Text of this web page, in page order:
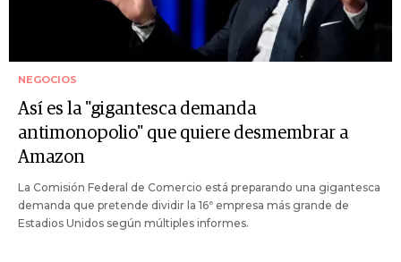
NEGOCIOS
Así es la "gigantesca demanda
antimonopolio" que quiere desmembrar a
Amazon
La Comisión Federal de Comercio está preparando una gigantesca
demanda que pretende dividir la 16ª empresa más grande de
Estadios Unidos según múltiples informes.